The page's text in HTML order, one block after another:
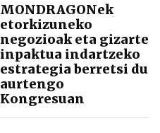
MONDRAGONek
etorkizuneko
negozioak eta gizarte
inpaktua indartzeko
estrategia berretsi du
aurtengo
Kongresuan